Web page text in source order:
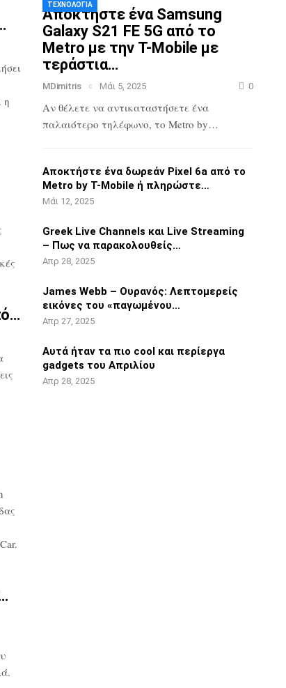
η
ΤΕΧΝΟΛΟΓΊΑ
Αποκτήστε ένα Samsung
Galaxy S21 FE 5G από το
Metro με την T-Mobile με
τεράστια…
MDimitris Μάι 5, 2025 0
Αν θέλετε να αντικαταστήσετε ένα
παλαιότερο τηλέφωνο, το Metro by…
Αποκτήστε ένα δωρεάν Pixel 6a από το
Metro by T-Mobile ή πληρώστε…
Μάι 12, 2025
Greek Live Channels και Live Streaming
– Πως να παρακολουθείς…
Απρ 28, 2025
James Webb – Ουρανός: Λεπτομερείς
εικόνες του «παγωμένου…
Απρ 27, 2025
Αυτά ήταν τα πιο cool και περίεργα
gadgets του Απριλίου
Απρ 28, 2025